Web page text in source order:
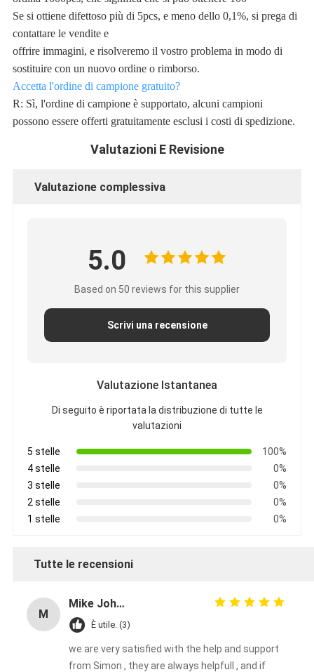
Se si ottiene difettoso più di 5pcs, e meno dello 0,1%, si prega di
contattare le vendite e
offrire immagini, e risolveremo il vostro problema in modo di
sostituire con un nuovo ordine o rimborso.
Accetta l'ordine di campione gratuito?
R: Sì, l'ordine di campione è supportato, alcuni campioni
possono essere offerti gratuitamente esclusi i costi di spedizione.
Valutazioni E Revisione
Valutazione complessiva
5.0
Based on 50 reviews for this supplier
Scrivi una recensione
Valutazione Istantanea
Di seguito è riportata la distribuzione di tutte le
valutazioni
5 stelle
100%
4 stelle
0%
3 stelle
0%
2 stelle
0%
1 stelle
0%
Tutte le recensioni
M
Mike Johnson
È utile. (3)
we are very satisfied with the help and support
from Simon , they are always helpfull , and if